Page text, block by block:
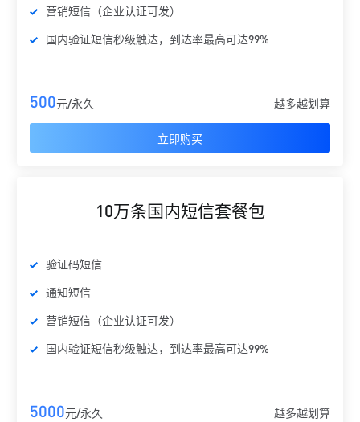
营销短信（企业认证可发）
国内验证短信秒级触达，到达率最高可达99%
500元/永久 越多越划算
立即购买
10万条国内短信套餐包
验证码短信
通知短信
营销短信（企业认证可发）
国内验证短信秒级触达，到达率最高可达99%
5000元/永久 越多越划算